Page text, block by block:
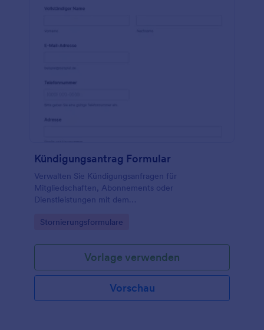
Kündigungsantrag Formular
Verwalten Sie Kündigungsanfragen für
Mitgliedschaften, Abonnements oder
Dienstleistungen mit dem
vereinfachen Sie die digitale Datenerfassung sowie
Go to Category:
Stornierungsformulare
Vorlage verwenden
Vorschau